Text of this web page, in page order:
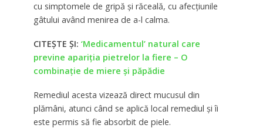
cu simptomele de gripă și răceală, cu afecțiunile
gâtului având menirea de a-l calma.
CITEȘTE ȘI: ‘Medicamentul’ natural care
previne apariţia pietrelor la fiere – O
combinaţie de miere şi păpădie
Remediul acesta vizează direct mucusul din
plămâni, atunci când se aplică local remediul și îi
este permis să fie absorbit de piele.